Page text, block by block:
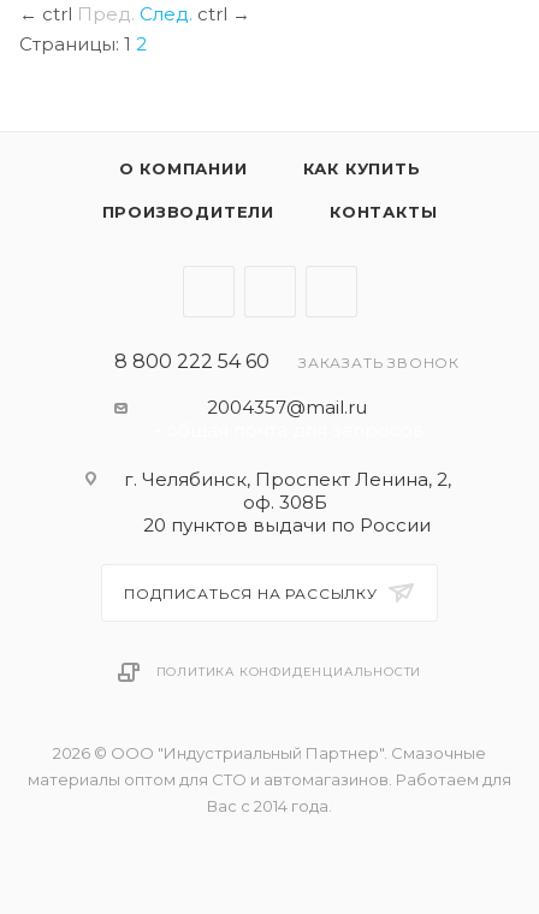
← ctrl Пред. След. ctrl →
Страницы: 1 2
О КОМПАНИИ КАК КУПИТЬ
ПРОИЗВОДИТЕЛИ КОНТАКТЫ
8 800 222 54 60 ЗАКАЗАТЬ ЗВОНОК
2004357@mail.ru
г. Челябинск, Проспект Ленина, 2,
оф. 308Б
20 пунктов выдачи по России
ПОДПИСАТЬСЯ НА РАССЫЛКУ
ПОЛИТИКА КОНФИДЕНЦИАЛЬНОСТИ
2026 © ООО "Индустриальный Партнер". Смазочные
материалы оптом для СТО и автомагазинов. Работаем для
Вас с 2014 года.